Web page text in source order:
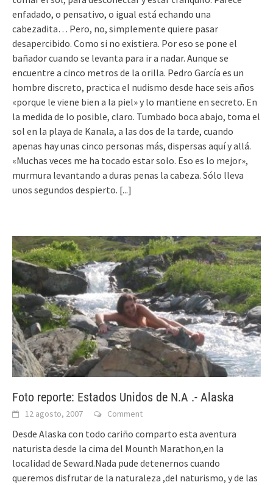
enfadado, o pensativo, o igual está echando una
cabezadita… Pero, no, simplemente quiere pasar
desapercibido. Como si no existiera. Por eso se pone el
bañador cuando se levanta para ir a nadar. Aunque se
encuentre a cinco metros de la orilla. Pedro García es un
hombre discreto, practica el nudismo desde hace seis años
«porque le viene bien a la piel» y lo mantiene en secreto. En
la medida de lo posible, claro. Tumbado boca abajo, toma el
sol en la playa de Kanala, a las dos de la tarde, cuando
apenas hay unas cinco personas más, dispersas aquí y allá.
«Muchas veces me ha tocado estar solo. Eso es lo mejor»,
murmura levantando a duras penas la cabeza. Sólo lleva
unos segundos despierto. [...]
Foto reporte: Estados Unidos de N.A .- Alaska
12 agosto, 2007 Comment
Desde Alaska con todo cariño comparto esta aventura
naturista desde la cima del Mounth Marathon,en la
localidad de Seward.Nada pude detenernos cuando
queremos disfrutar de la naturaleza ,del naturismo, y de las